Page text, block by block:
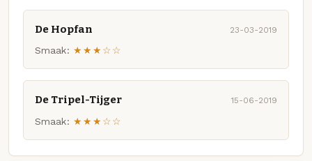
De Hopfan 23-03-2019
Smaak: ★★★☆☆
De Tripel-Tijger 15-06-2019
Smaak: ★★★☆☆